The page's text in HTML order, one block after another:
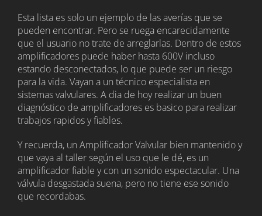
Esta lista es solo un ejemplo de las averías que se
pueden encontrar. Pero se ruega encarecidamente
que el usuario no trate de arreglarlas. Dentro de estos
amplificadores puede haber hasta 600V incluso
estando desconectados, lo que puede ser un riesgo
para la vida. Vayan a un técnico especialista en
sistemas valvulares. A dia de hoy realizar un buen
diagnóstico de amplificadores es basico para realizar
trabajos rapidos y fiables.
Y recuerda, un Amplificador Valvular bien mantenido y
que vaya al taller según el uso que le dé, es un
amplificador fiable y con un sonido espectacular. Una
válvula desgastada suena, pero no tiene ese sonido
que recordabas.